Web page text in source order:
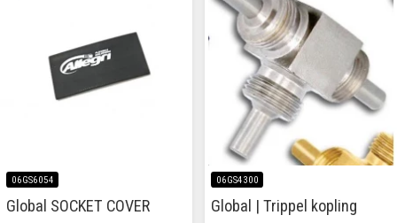
06GS6054
Global SOCKET COVER
06GS4300
Global | Trippel kopling